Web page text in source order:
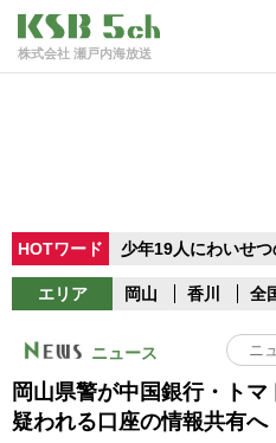
株式会社 瀬戸内海放送
HOTワード 少年19人にわいせつ
エリア 岡山 香川 全
ニュース
岡山県警が中国銀行・ト
疑われる口座の情報共有へ